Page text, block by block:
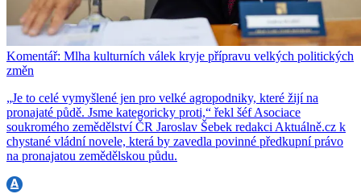
Komentář: Mlha kulturních válek kryje přípravu velkých politických
změn
„Je to celé vymyšlené jen pro velké agropodniky, které žijí na
pronajaté půdě. Jsme kategoricky proti,“ řekl šéf Asociace
soukromého zemědělství ČR Jaroslav Šebek redakci Aktuálně.cz k
chystané vládní novele, která by zavedla povinné předkupní právo
na pronajatou zemědělskou půdu.